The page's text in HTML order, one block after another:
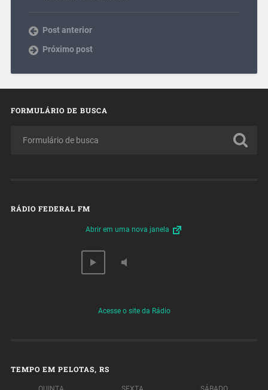
Post anterior
Próximo post
FORMULÁRIO DE BUSCA
RÁDIO FEDERAL FM
Abrir em uma nova janela
Acesse o site da Rádio
TEMPO EM PELOTAS, RS